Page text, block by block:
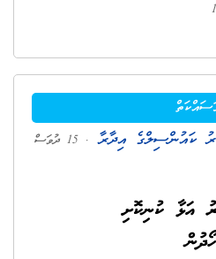
ކައުންސިލްގެ އިދާރާ
. 15 ދުވަސް
އަޅާ ކުނިކޮށި